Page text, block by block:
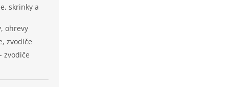
skrinky a
ohrevy
zvodiče
zvodiče